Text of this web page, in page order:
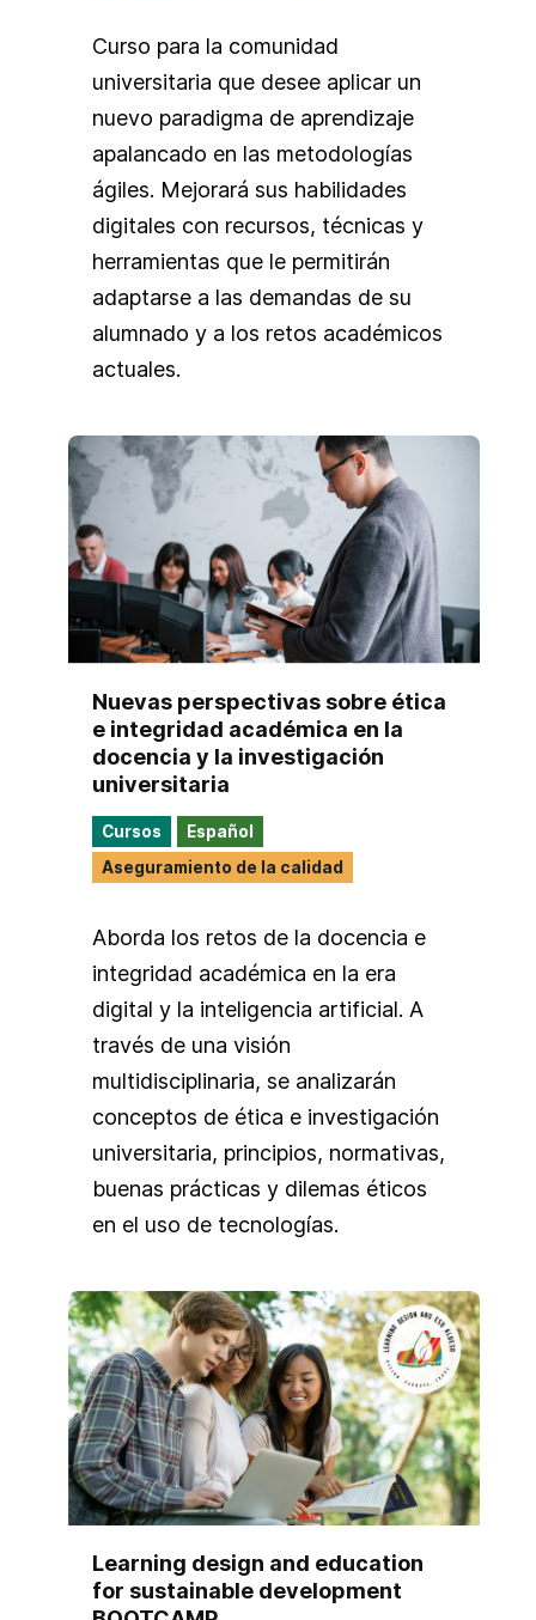
Internationalization (2011- 2014)
(EE.UU). Galardonada con el Award of
Distinction 2010 del CONAHEC por su
contribución extraordinaria a la
colaboración académica en América
del Norte y ganadora del Premio
AMPEI 2006 por su contribución
destacada a la internacionalización de
la educación superior mexicana.
y trabajo son la identificación e
implementación metodologías
innovadoras de aprendizaje como
socialLearning, MOOCs y gamificación
para mejorar la eficacia de las
soluciones de aprendizaje.
Curso para la comunidad
universitaria que desee aplicar un
nuevo paradigma de aprendizaje
apalancado en las metodologías
ágiles. Mejorará sus habilidades
digitales con recursos, técnicas y
herramientas que le permitirán
adaptarse a las demandas de su
alumnado y a los retos académicos
actuales.
Nuevas perspectivas sobre ética
e integridad académica en la
docencia y la investigación
universitaria
Cursos
Español
Aseguramiento de la calidad
Aborda los retos de la docencia e
integridad académica en la era
digital y la inteligencia artificial. A
través de una visión
multidisciplinaria, se analizarán
conceptos de ética e investigación
universitaria, principios, normativas,
buenas prácticas y dilemas éticos
en el uso de tecnologías.
Learning design and education
for sustainable development